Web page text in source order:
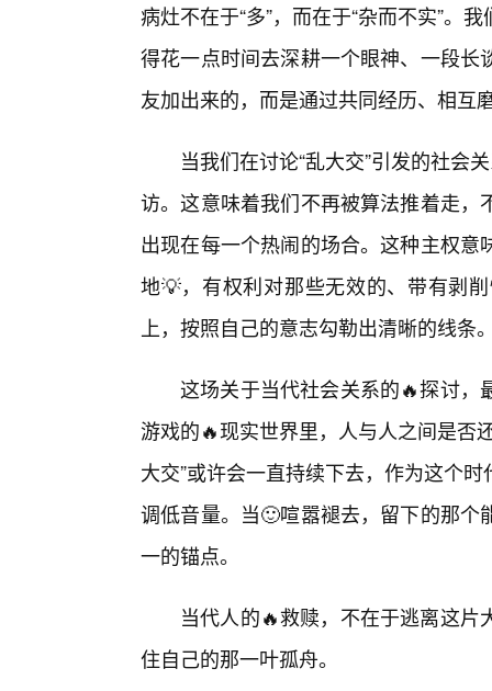
病灶不在于“多”，而在于“杂而不实”。
得花一点时间去深耕一个眼神、一段
友加出来的，而是通过共同经历、相互
当我们在讨论“乱大交”引发的社会
访。这意味着我们不再被算法推着走
出现在每一个热闹的场合。这种主权
地💡，有权利对那些无效的、带有剥
上，按照自己的意志勾勒出清晰的线条
这场关于当代社会关系的🔥探讨，
游戏的🔥现实世界里，人与人之间是否
大交”或许会一直持续下去，作为这个
调低音量。当🙂喧嚣褪去，留下的那
一的锚点。
当代人的🔥救赎，不在于逃离这
住自己的那一叶孤舟。